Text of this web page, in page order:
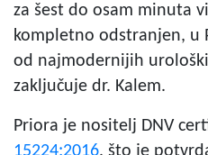
za šest do osam minuta
kompletno odstranjen, u
od najmodernijih
zaključuje dr. Kalem.
Priora je nositelj DNV
15224:2016, što je